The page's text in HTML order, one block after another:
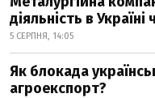
діяльність в
5 СЕРПНЯ, 14:05
Як блокада
агроекспорт?